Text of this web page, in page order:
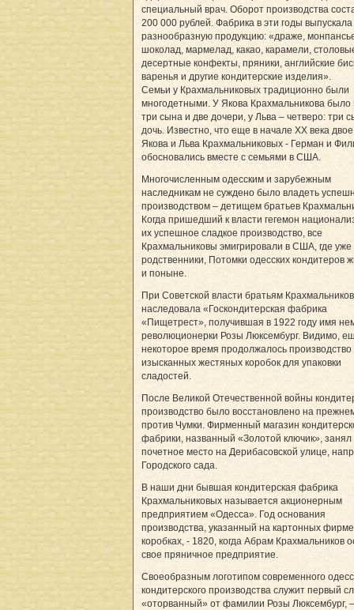
специальный врач. Оборот производства
200 000 рублей. Фабрика в эти годы
разнообразную продукцию: «драже,
шоколад, мармелад, какао, карамели,
десертные конфекты, пряники, английские
варенья и другие кондитерские изделия».
Семьи у Крахмальниковых традиционно были
многодетными. У Якова Крахмальникова было
три сына и две дочери, у Льва – четверо: три
дочь. Известно, что еще в начале ХХ века
Якова и Льва Крахмальниковых - Герман и
обосновались вместе с семьями в США.
Многочисленным одесским и зарубежным
наследникам не суждено было владеть
производством – детищем братьев
Когда пришедший к власти гегемон
их успешное сладкое производство, все
Крахмальниковы эмигрировали в США, где
родственники, Потомки одесских кондитеров
и поныне.
При Советской власти братьям
наследовала «Госкондитерская фабрика
«Пищетрест», получившая в 1922 году имя
революционерки Розы Люксембург. Видимо,
некоторое время продолжалось производство
изысканных жестяных коробок для упаковки
сладостей.
После Великой Отечественной войны
производство было восстановлено на
против Чумки. Фирменный магазин
фабрики, названный «Золотой ключик», занял
почетное место на Дерибасовской улице,
Городского сада.
В наши дни бывшая кондитерская фабрика
Крахмальниковых называется акционерным
предприятием «Одесса». Год основания
производства, указанный на картонных
коробках, - 1820, когда Абрам Крахмальников
свое пряничное предприятие.
Своеобразным логотипом современного
кондитерского производства служит первый
«оторванный» от фамилии Розы Люксембург, –